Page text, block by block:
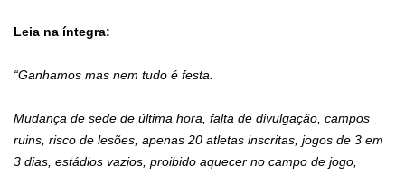
— Fut das Minas (@futdasminass)
Leia na íntegra:
“Ganhamos mas nem tudo é festa.
Mudança de sede de última hora, falta de divulgação, campos
ruins, risco de lesões, apenas 20 atletas inscritas, jogos de 3 em
3 dias, estádios vazios, proibido aquecer no campo de jogo,